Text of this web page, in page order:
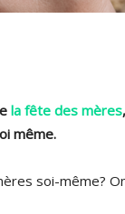
la fête des mères
même.
soi-même?